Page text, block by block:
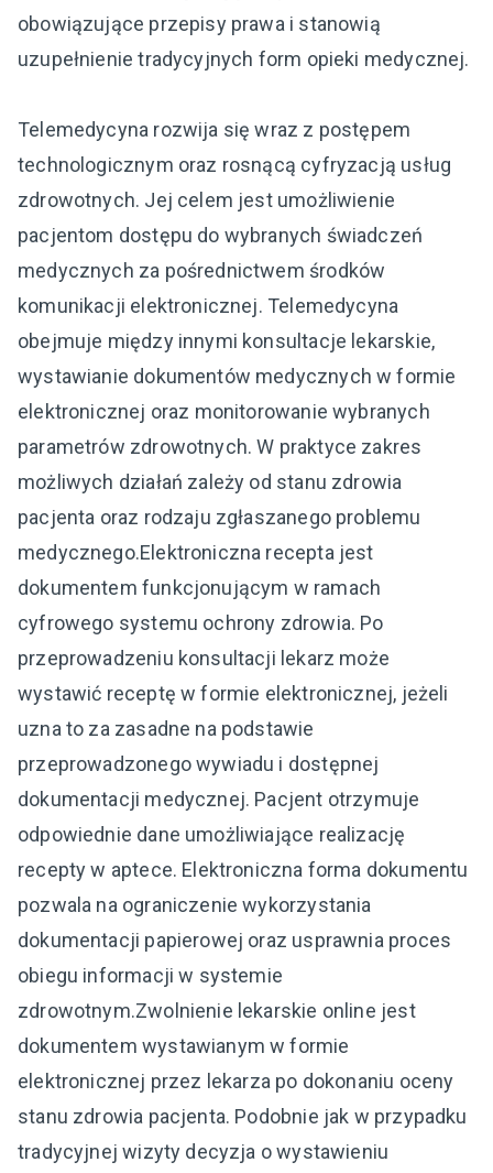
obowiązujące przepisy prawa i stanowią
uzupełnienie tradycyjnych form opieki medycznej.
Telemedycyna rozwija się wraz z postępem
technologicznym oraz rosnącą cyfryzacją usług
zdrowotnych. Jej celem jest umożliwienie
pacjentom dostępu do wybranych świadczeń
medycznych za pośrednictwem środków
komunikacji elektronicznej. Telemedycyna
obejmuje między innymi konsultacje lekarskie,
wystawianie dokumentów medycznych w formie
elektronicznej oraz monitorowanie wybranych
parametrów zdrowotnych. W praktyce zakres
możliwych działań zależy od stanu zdrowia
pacjenta oraz rodzaju zgłaszanego problemu
medycznego.Elektroniczna recepta jest
dokumentem funkcjonującym w ramach
cyfrowego systemu ochrony zdrowia. Po
przeprowadzeniu konsultacji lekarz może
wystawić receptę w formie elektronicznej, jeżeli
uzna to za zasadne na podstawie
przeprowadzonego wywiadu i dostępnej
dokumentacji medycznej. Pacjent otrzymuje
odpowiednie dane umożliwiające realizację
recepty w aptece. Elektroniczna forma dokumentu
pozwala na ograniczenie wykorzystania
dokumentacji papierowej oraz usprawnia proces
obiegu informacji w systemie
zdrowotnym.Zwolnienie lekarskie online jest
dokumentem wystawianym w formie
elektronicznej przez lekarza po dokonaniu oceny
stanu zdrowia pacjenta. Podobnie jak w przypadku
tradycyjnej wizyty decyzja o wystawieniu